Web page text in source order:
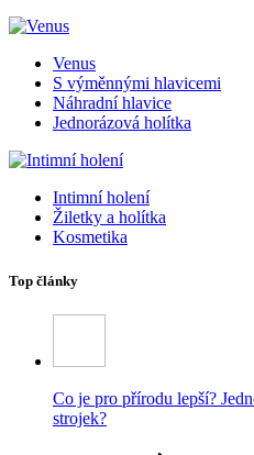
Venus
S výměnnými hlavicemi
Náhradní hlavice
Jednorázová holítka
Intimní holení
Žiletky a holítka
Kosmetika
Top články
Co je pro přírodu lepší?
strojek?